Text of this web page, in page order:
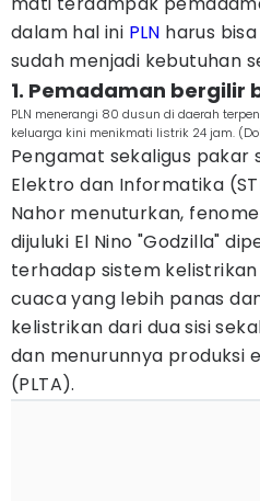
dalam hal ini PLN harus
sudah menjadi kebutuhan
1. Pemadaman bergilir
PLN menerangi 80 dusun di daerah
keluarga kini menikmati listrik 24 jam.
Pengamat sekaligus pakar
Elektro dan Informatika
Nahor menuturkan,
dijuluki El Nino "Godzilla"
terhadap sistem
cuaca yang lebih panas
kelistrikan dari dua sisi
dan menurunnya produksi
(PLTA).